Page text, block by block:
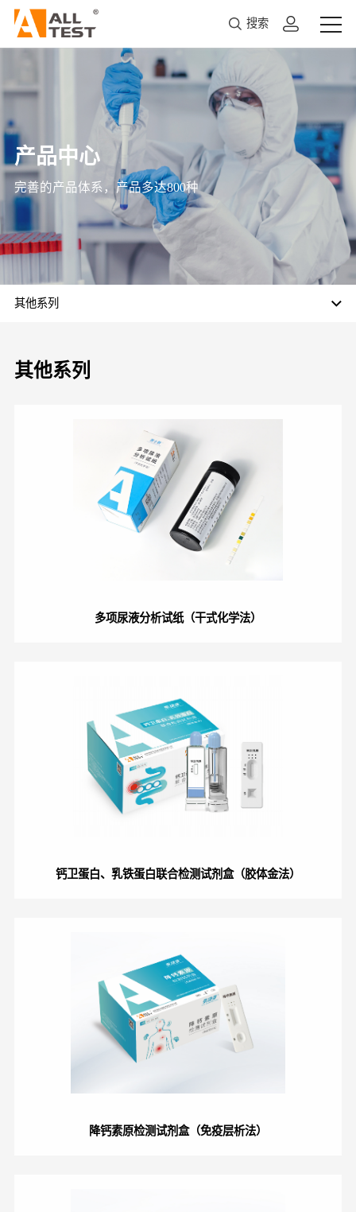
搜索
产品中心
完善的产品体系，产品多达800种
其他系列
其他系列
多项尿液分析试纸（干式化学法）
钙卫蛋白、乳铁蛋白联合检测试剂盒（胶体金法）
降钙素原检测试剂盒（免疫层析法）